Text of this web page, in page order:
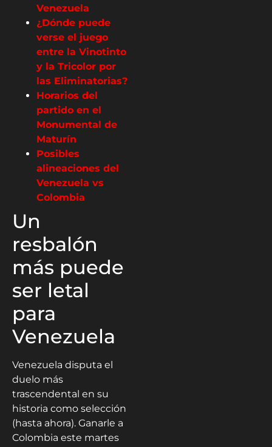
Venezuela
¿Dónde puede
verse el juego
entre la Vinotinto
y la Tricolor por
las Eliminatorias?
Horarios del
partido en el
Monumental de
Maturín
Posibles
alineaciones del
Venezuela vs
Colombia
Un
resbalón
más puede
ser letal
para
Venezuela
Venezuela disputa el
duelo más
trascendental en su
historia como selección
(hasta ahora). Ganarle a
Colombia este martes